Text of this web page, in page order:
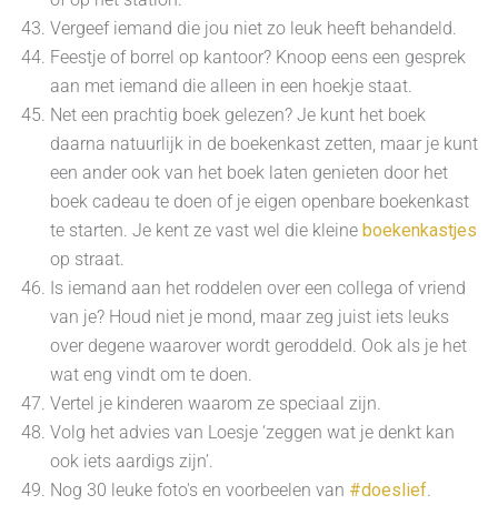
Vergeef iemand die jou niet zo leuk heeft behandeld.
Feestje of borrel op kantoor? Knoop eens een gesprek
aan met iemand die alleen in een hoekje staat.
Net een prachtig boek gelezen? Je kunt het boek
daarna natuurlijk in de boekenkast zetten, maar je kunt
een ander ook van het boek laten genieten door het
boek cadeau te doen of je eigen openbare boekenkast
te starten. Je kent ze vast wel die kleine boekenkastjes
op straat.
Is iemand aan het roddelen over een collega of vriend
van je? Houd niet je mond, maar zeg juist iets leuks
over degene waarover wordt geroddeld. Ook als je het
wat eng vindt om te doen.
Vertel je kinderen waarom ze speciaal zijn.
Volg het advies van Loesje ‘zeggen wat je denkt kan
ook iets aardigs zijn’.
Nog 30 leuke foto's en voorbeelen van #doeslief.